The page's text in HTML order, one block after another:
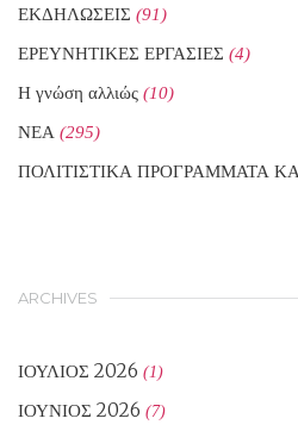
ΕΚΔΗΛΩΣΕΙΣ (91)
ΕΡΕΥΝΗΤΙΚΕΣ ΕΡΓΑΣΙΕΣ (4)
Η γνώση αλλιώς (10)
ΝΕΑ (295)
ΠΟΛΙΤΙΣΤΙΚΑ ΠΡΟΓΡΑΜΜΑΤΑ
ARCHIVES
ΙΟΎΛΙΟΣ 2026 (1)
ΙΟΎΝΙΟΣ 2026 (7)